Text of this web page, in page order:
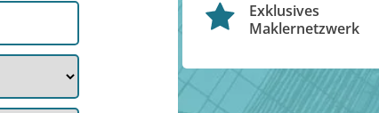
Exklusives
Maklernetzwerk